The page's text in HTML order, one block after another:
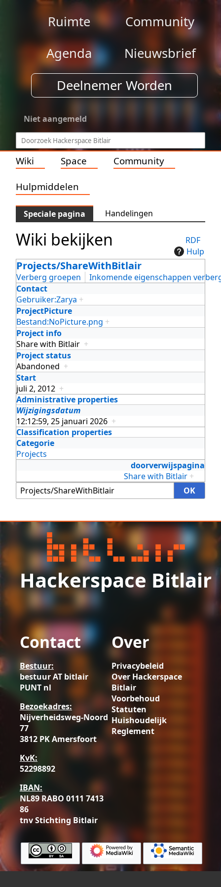
Ruimte
Community
Agenda
Nieuwsbrief
Deelnemer Worden
Niet aangemeld
Wiki Space Community
Hulpmiddelen
Speciale pagina Handelingen
RDF
Hulp
Wiki bekijken
Projects/ShareWithBitlair
Verberg groepen
Inkomende eigenschappen
Contact
Gebruiker:Zarya +
ProjectPicture
Bestand:NoPicture.png +
Project info
Share with Bitlair +
Project status
Abandoned +
Start
juli 2, 2012 +
Administrative properties
Wijzigingsdatum
12:12:59, 25 januari 2026 +
Classification properties
Categorie
Projects
doorverwijspagina
Share with Bitlair +
Hackerspace Bitlair
Contact
Bestuur:
bestuur AT bitlair
PUNT nl
Bezoekadres:
Nijverheidsweg-Noord
77
3812 PK Amersfoort
KvK:
52298892
IBAN:
NL89 RABO 0111 7413
86
tnv Stichting Bitlair
Over
Privacybeleid
Over Hackerspace
Bitlair
Voorbehoud
Statuten
Huishoudelijk
Reglement